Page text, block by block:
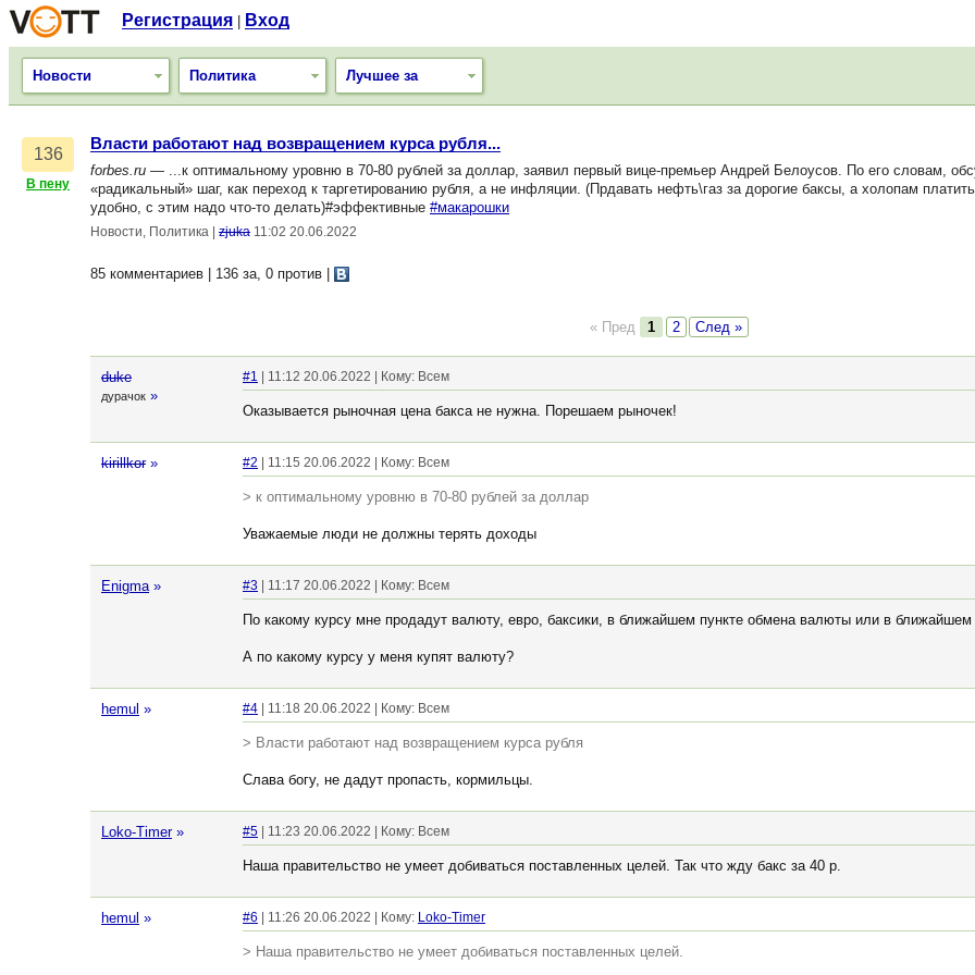
Регистрация Вход
Новости Политика Лучшее за
136
В пену
Власти работают над возвращением курса рубля...
forbes.ru — ...к оптимальному уровню в 70-80 рублей за доллар, заявил первый вице-премьер Андрей Белоусов. По его словам,
«радикальный» шаг, как переход к таргетированию рубля, а не инфляции. (Прдавать нефть\газ за дорогие баксы, а холопам
удобно, с этим надо что-то делать)#эффективные #макарошки
Новости, Политика zjuka 11:02 20.06.2022
85 комментариев | 136 за, 0 против
« Пред 1 2 След »
duke
дурачок »
#1 | 11:12 20.06.2022 | Кому: Всем
Оказывается рыночная цена бакса не нужна. Порешаем рыночек!
kirillkor » #2 | 11:15 20.06.2022 | Кому: Всем
> к оптимальному уровню в 70-80 рублей за доллар
Уважаемые люди не должны терять доходы
Enigma » #3 | 11:17 20.06.2022 | Кому: Всем
По какому курсу мне продадут валюту, евро, баксики, в ближайшем пункте обмена валюты или в ближайшем
А по какому курсу у меня купят валюту?
hemul » #4 | 11:18 20.06.2022 | Кому: Всем
> Власти работают над возвращением курса рубля
Слава богу, не дадут пропасть, кормильцы.
Loko-Timer » #5 | 11:23 20.06.2022 | Кому: Всем
Наша правительство не умеет добиваться поставленных целей. Так что жду бакс за 40 р.
hemul » #6 | 11:26 20.06.2022 | Кому: Loko-Timer
> Наша правительство не умеет добиваться поставленных целей.